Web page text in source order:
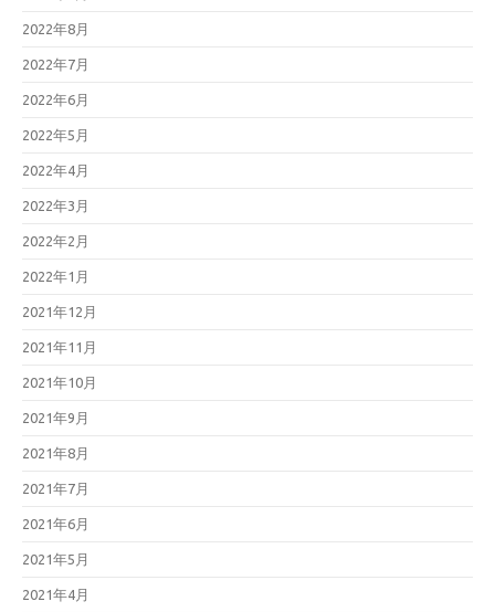
2022年8月
2022年7月
2022年6月
2022年5月
2022年4月
2022年3月
2022年2月
2022年1月
2021年12月
2021年11月
2021年10月
2021年9月
2021年8月
2021年7月
2021年6月
2021年5月
2021年4月